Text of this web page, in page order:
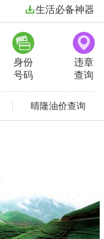
生活必备神器
身份
号码
违章
查询
晴隆油价查询